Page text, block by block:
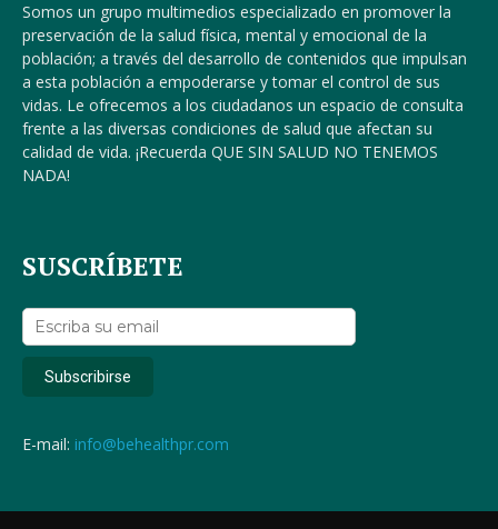
Somos un grupo multimedios especializado en promover la
preservación de la salud física, mental y emocional de la
población; a través del desarrollo de contenidos que impulsan
a esta población a empoderarse y tomar el control de sus
vidas. Le ofrecemos a los ciudadanos un espacio de consulta
frente a las diversas condiciones de salud que afectan su
calidad de vida. ¡Recuerda QUE SIN SALUD NO TENEMOS
NADA!
SUSCRÍBETE
E-mail: info@behealthpr.com